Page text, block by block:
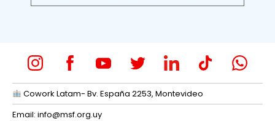
Cowork Latam- Bv. España 2253, Montevideo
Email: info@msf.org.uy